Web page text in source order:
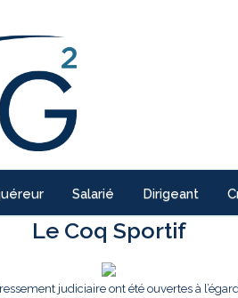
Salarié Dirigeant
Le Coq Sportif
judiciaire ont été ouvertes à